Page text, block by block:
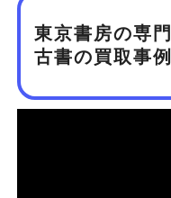
東京書房の専
古書の買取事例